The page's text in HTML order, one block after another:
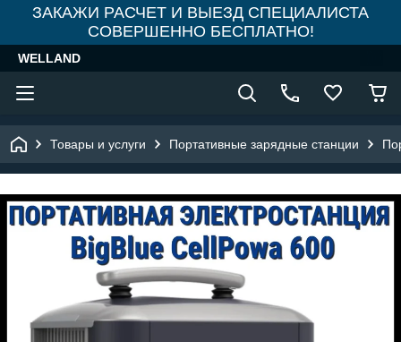
ЗАКАЖИ РАСЧЕТ И ВЫЕЗД СПЕЦИАЛИСТА
СОВЕРШЕННО БЕСПЛАТНО!
WELLAND
Товары и услуги Портативные зарядные станции